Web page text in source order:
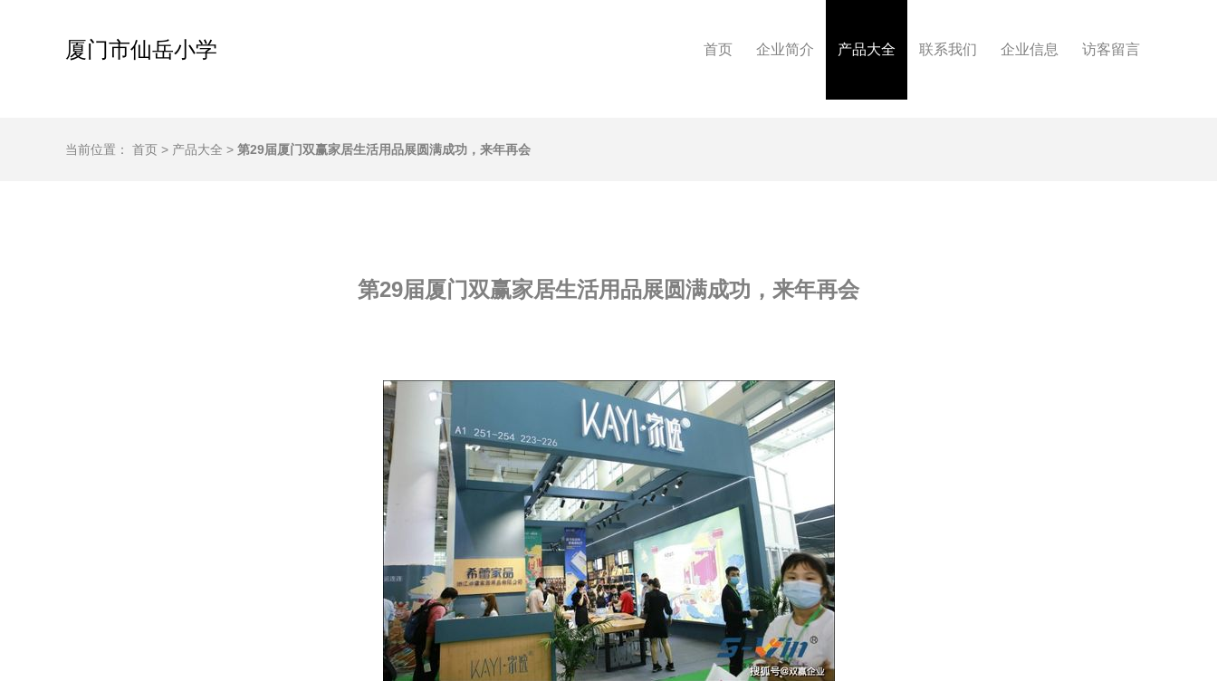
厦门市仙岳小学 首页 企业简介 产品大全 联系我们 企业信息 访客留言
当前位置： 首页 > 产品大全 > 第29届厦门双赢家居生活用品展圆满成功，来年再会
第29届厦门双赢家居生活用品展圆满成功，来年再会